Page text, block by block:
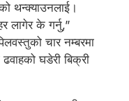
थन्क्याउनलाई।
लागेर के गर्नु,”
चार नम्बरमा
घडेरी बिक्री